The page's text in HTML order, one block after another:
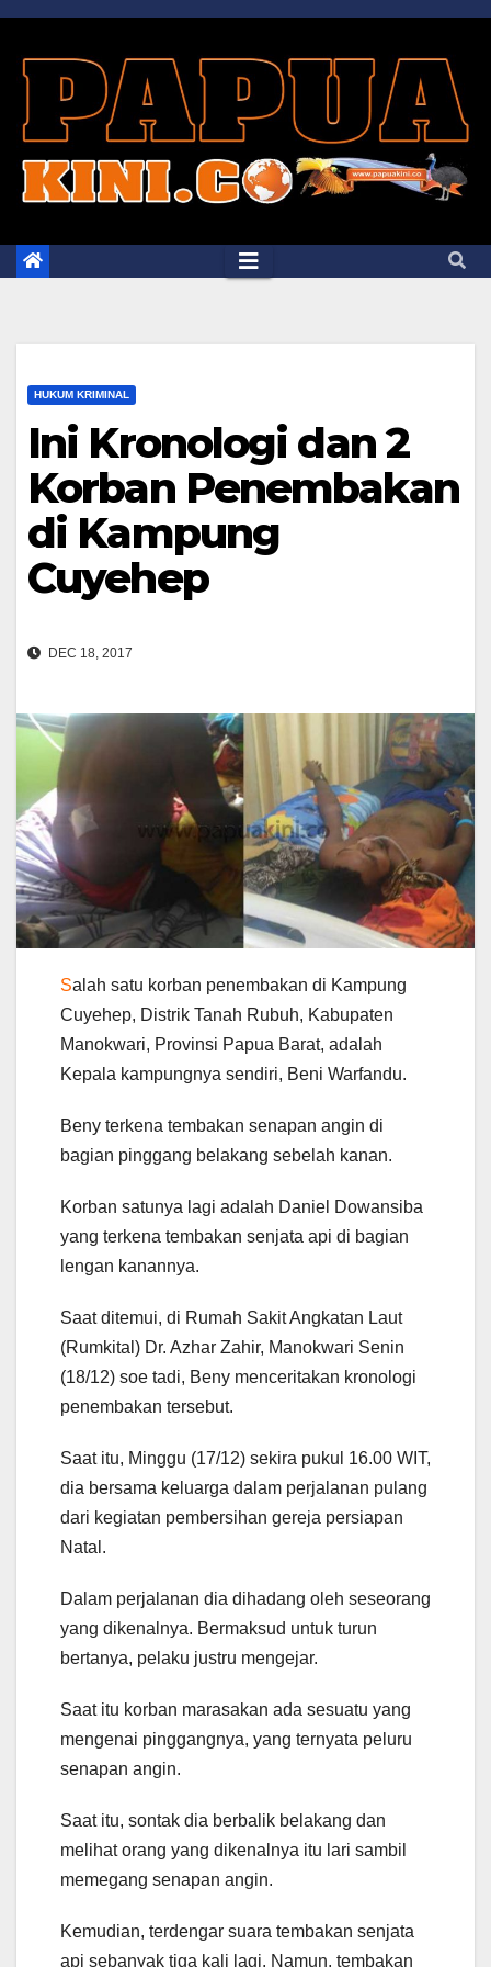
Skip
content
HUKUM KRIMINAL
Ini Kronologi dan 2
Korban Penembakan
di Kampung
Cuyehep
DEC 18, 2017
Salah satu korban penembakan di Kampung
Cuyehep, Distrik Tanah Rubuh, Kabupaten
Manokwari, Provinsi Papua Barat, adalah
Kepala kampungnya sendiri, Beni Warfandu.
Beny terkena tembakan senapan angin di
bagian pinggang belakang sebelah kanan.
Korban satunya lagi adalah Daniel Dowansiba
yang terkena tembakan senjata api di bagian
lengan kanannya.
Saat ditemui, di Rumah Sakit Angkatan Laut
(Rumkital) Dr. Azhar Zahir, Manokwari Senin
(18/12) soe tadi, Beny menceritakan kronologi
penembakan tersebut.
Saat itu, Minggu (17/12) sekira pukul 16.00 WIT,
dia bersama keluarga dalam perjalanan pulang
dari kegiatan pembersihan gereja persiapan
Natal.
Dalam perjalanan dia dihadang oleh seseorang
yang dikenalnya. Bermaksud untuk turun
bertanya, pelaku justru mengejar.
Saat itu korban marasakan ada sesuatu yang
mengenai pinggangnya, yang ternyata peluru
senapan angin.
Saat itu, sontak dia berbalik belakang dan
melihat orang yang dikenalnya itu lari sambil
memegang senapan angin.
Kemudian, terdengar suara tembakan senjata
api sebanyak tiga kali lagi. Namun, tembakan